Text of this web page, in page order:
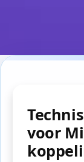
voor